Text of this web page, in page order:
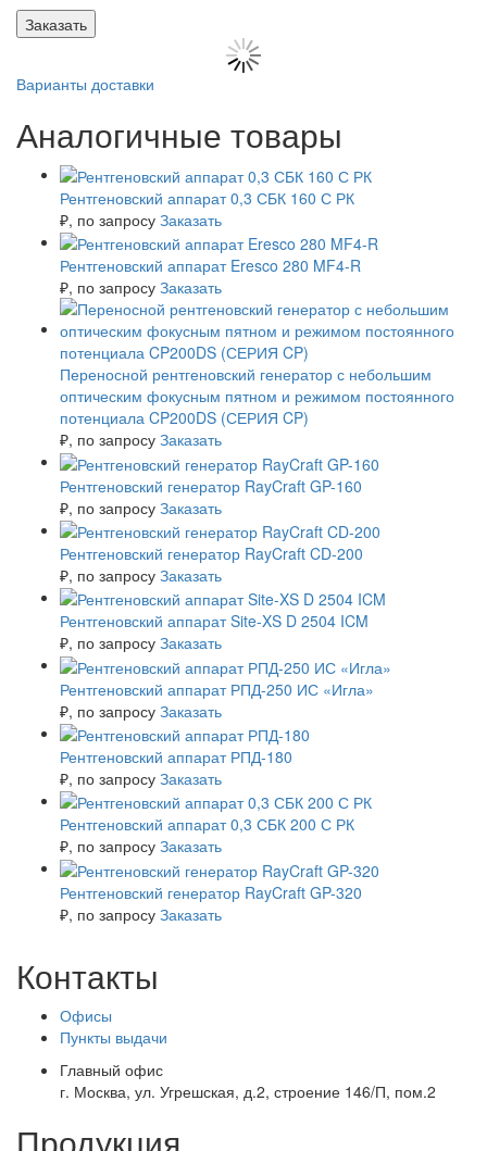
Заказать
Варианты доставки
Аналогичные товары
Рентгеновский аппарат 0,3 СБК 160 С РК
₽, по запросу Заказать
Рентгеновский аппарат Eresco 280 MF4-R
₽, по запросу Заказать
Переносной рентгеновский генератор с небольшим
оптическим фокусным пятном и режимом постоянного
потенциала CP200DS (СЕРИЯ CP)
₽, по запросу Заказать
Рентгеновский генератор RayCraft GP-160
₽, по запросу Заказать
Рентгеновский генератор RayCraft CD-200
₽, по запросу Заказать
Рентгеновский аппарат Site-XS D 2504 ICM
₽, по запросу Заказать
Рентгеновский аппарат РПД-250 ИС «Игла»
₽, по запросу Заказать
Рентгеновский аппарат РПД-180
₽, по запросу Заказать
Рентгеновский аппарат 0,3 СБК 200 С РК
₽, по запросу Заказать
Рентгеновский генератор RayCraft GP-320
₽, по запросу Заказать
Контакты
Офисы
Пункты выдачи
Главный офис
г. Москва, ул. Угрешская, д.2, строение 146/П, пом.2
Продукция